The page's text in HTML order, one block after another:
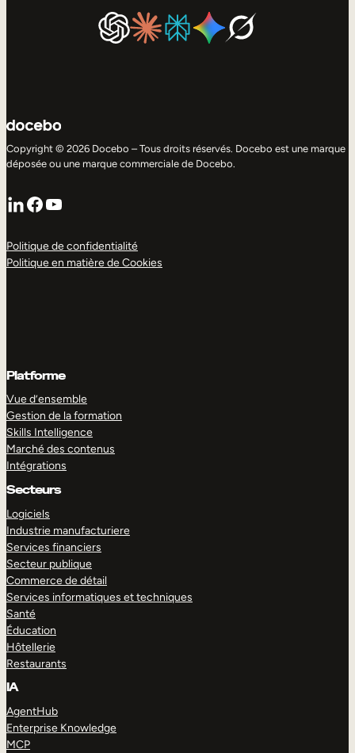
Copyright © 2026 Docebo – Tous droits réservés. Docebo est une marque
déposée ou une marque commerciale de Docebo.
LinkedIn
Facebook
YouTube
Politique de confidentialité
Politique en matière de Cookies
Platforme
Vue d’ensemble
Gestion de la formation
Skills Intelligence
Marché des contenus
Intégrations
Secteurs
Logiciels
Industrie manufacturiere
Services financiers
Secteur publique
Commerce de détail
Services informatiques et techniques
Santé
Éducation
Hôtellerie
Restaurants
IA
AgentHub
Enterprise Knowledge
MCP